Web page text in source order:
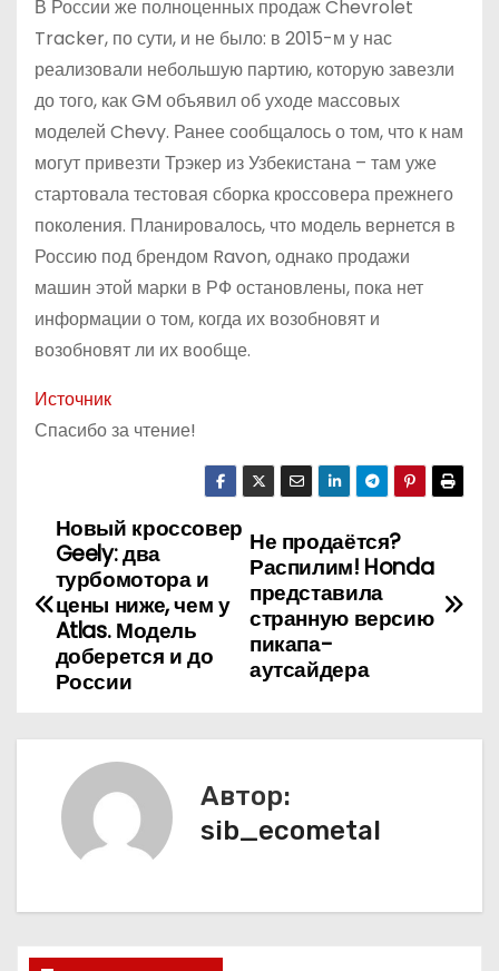
В России же полноценных продаж Chevrolet
Tracker, по сути, и не было: в 2015-м у нас
реализовали небольшую партию, которую завезли
до того, как GM объявил об уходе массовых
моделей Chevy. Ранее сообщалось о том, что к нам
могут привезти Трэкер из Узбекистана – там уже
стартовала тестовая сборка кроссовера прежнего
поколения. Планировалось, что модель вернется в
Россию под брендом Ravon, однако продажи
машин этой марки в РФ остановлены, пока нет
информации о том, когда их возобновят и
возобновят ли их вообще.
Источник
Спасибо за чтение!
Н
а
я
п
Не продаётся?
Распилим! Honda
представила
странную версию
пикапа-
аутсайдера
Новый кроссовер
Geely: два
турбомотора и
цены ниже, чем у
Atlas. Модель
доберется и до
России
Автор:
sib_ecometal